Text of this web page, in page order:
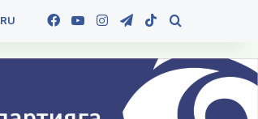
RU Facebook
YouTubeInstagramTelegram
TikTok